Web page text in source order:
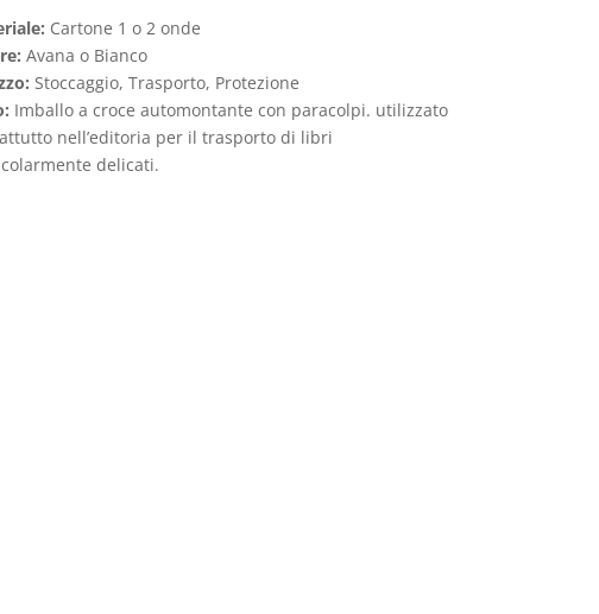
Cartone 1 o 2 onde
Avana o Bianco
Stoccaggio, Trasporto, Protezione
Imballo a croce automontante con paracolpi. utilizzato
nell’editoria per il trasporto di libri
delicati.